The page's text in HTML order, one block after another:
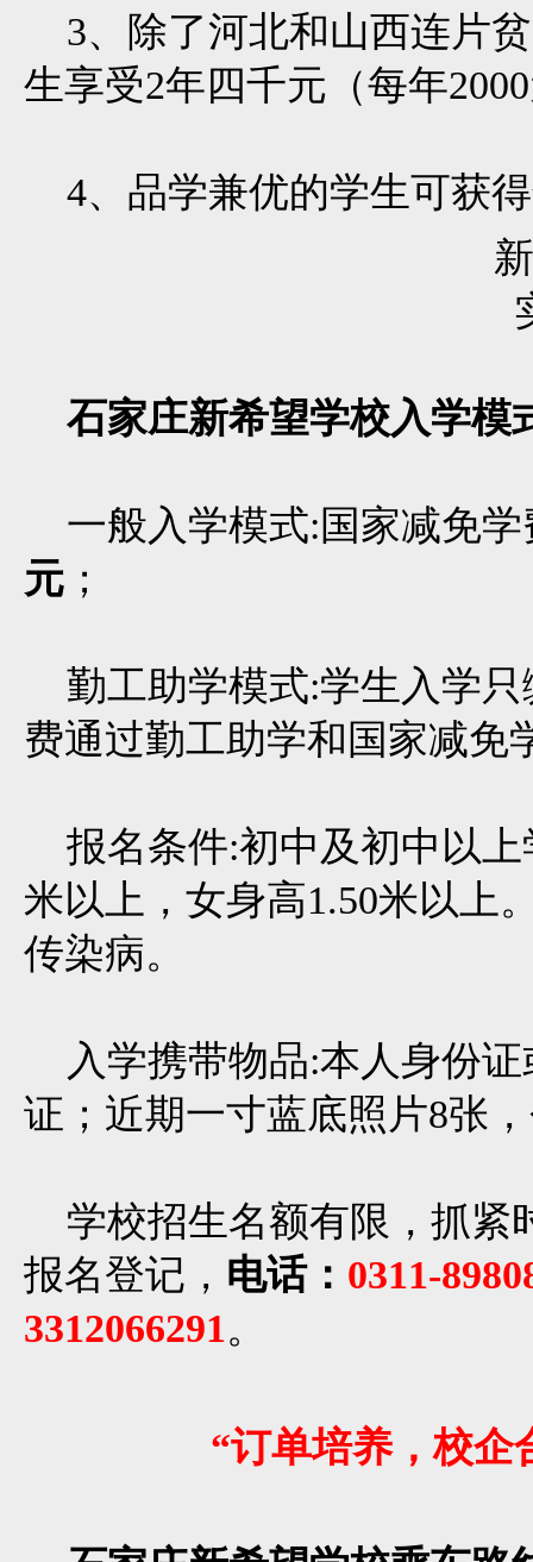
3、除了河北和山西连片
生享受2年四千元（每年
4、品学兼优的学生可获
石家庄新希望学校入学模
一般入学模式:国家减免学
元 ；
勤工助学模式:学生入学只
费通过勤工助学和国家减免
报名条件:初中及初中以上
米以上，女身高1.50米以上
传染病。
入学携带物品:本人身份证
证；近期一寸蓝底照片8张
学校招生名额有限，抓紧
报名登记， 电话： 0311-
3312066291。
“订单培养，校企